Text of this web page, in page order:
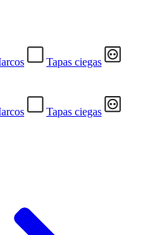
Tapas ciegas
Tapas ciegas